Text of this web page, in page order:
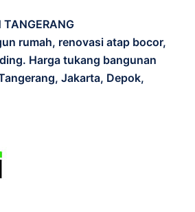
rumah, renovasi atap bocor,
Harga tukang bangunan
Jakarta, Depok,